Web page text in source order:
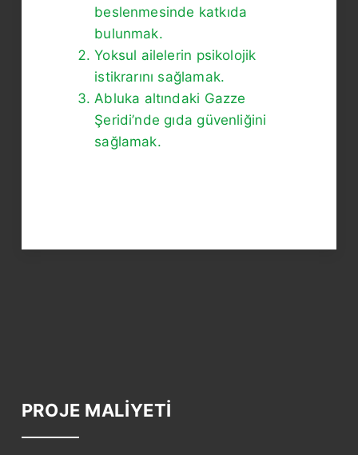
beslenmesinde katkıda
bulunmak.
Yoksul ailelerin psikolojik
istikrarını sağlamak.
Abluka altındaki Gazze
Şeridi’nde gıda güvenliğini
sağlamak.
PROJE MALİYETİ